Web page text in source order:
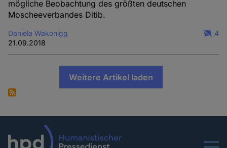
mögliche Beobachtung des größten deutschen
Moscheeverbandes Ditib.
Daniela Wakonigg
21.09.2018
4
Weitere Artikel laden